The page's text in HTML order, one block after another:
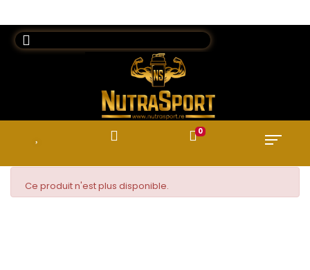
0
Ce produit n'est plus disponible.